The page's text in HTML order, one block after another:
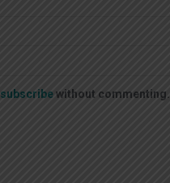
subscribewithout commenting.